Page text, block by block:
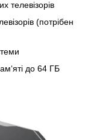
телевізорів
(потрібен
до 64 ГБ